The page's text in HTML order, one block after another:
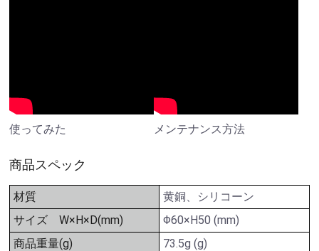
使ってみた メンテナンス方法
商品スペック
材質
黄銅、シリコーン
サイズ W×H×D(mm)
Φ60×H50 (mm)
商品重量(g)
73.5g (g)